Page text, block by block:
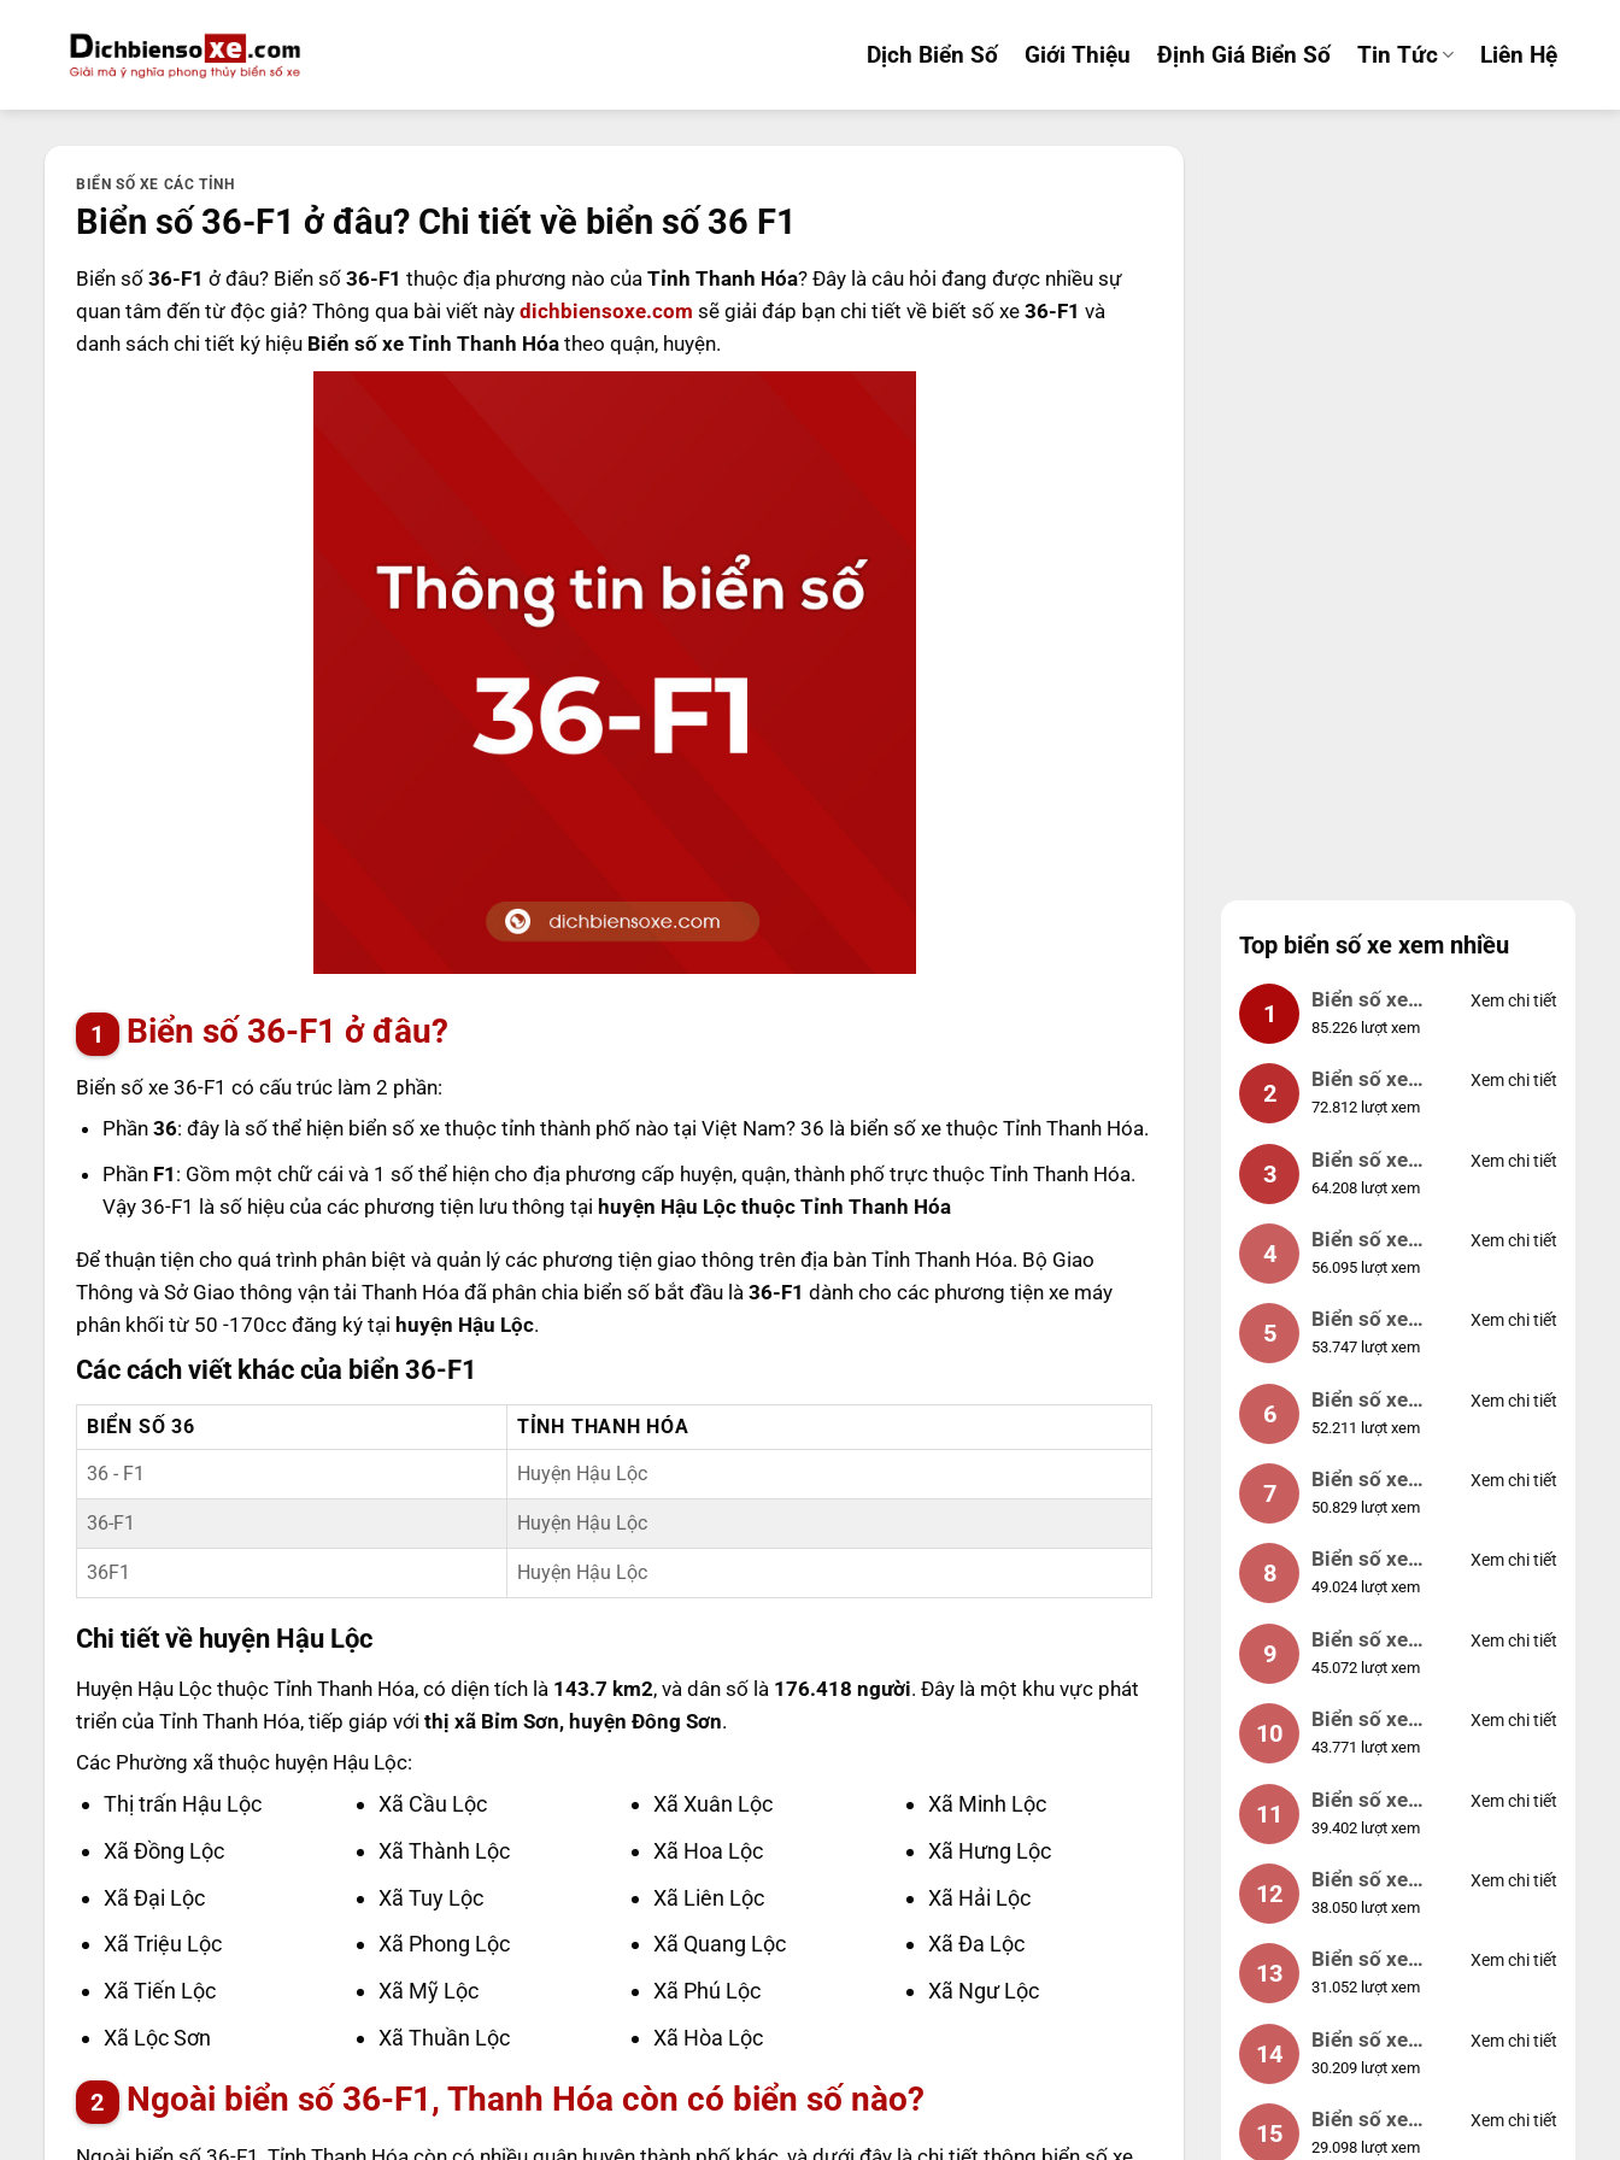
dung
Dịch Biển Số Giới Thiệu Định Giá Biển Số Tin Tức Liên Hệ
BIỂN SỐ XE CÁC TỈNH
Biển số 36-F1 ở đâu? Chi tiết về biển số 36 F1
Biển số 36-F1 ở đâu? Biển số 36-F1 thuộc địa phương nào của Tỉnh Thanh Hóa? Đây là câu hỏi đang được nhiều sự
quan tâm đến từ độc giả? Thông qua bài viết này dichbiensoxe.com sẽ giải đáp bạn chi tiết về biết số xe 36-F1 và
danh sách chi tiết ký hiệu Biển số xe Tỉnh Thanh Hóatheo quận, huyện.
Biển số 36-F1 ở đâu?
Biển số xe 36-F1 có cấu trúc làm 2 phần:
Phần36: đây là số thể hiện biển số xe thuộc tỉnh thành phố nào tại Việt Nam? 36 là biển số xe thuộc Tỉnh Thanh Hóa.
Phần F1 : Gồm một chữ cái và 1 số thể hiện cho địa phương cấp huyện, quận, thành phố trực thuộc Tỉnh Thanh Hóa.
Vậy 36-F1 là số hiệu của các phương tiện lưu thông tạihuyện Hậu Lộc thuộc Tỉnh Thanh Hóa
Để thuận tiện cho quá trình phân biệt và quản lý các phương tiện giao thông trên địa bàn Tỉnh Thanh Hóa. Bộ Giao
Thông và Sở Giao thông vận tải Thanh Hóa đã phân chia biển số bắt đầu là 36-F1 dành cho các phương tiện xe máy
phân khối từ 50 -170cc đăng ký tại huyện Hậu Lộc.
Các cách viết khác của biển 36-F1
BIỂN SỐ 36 TỈNH THANH HÓA
36 - F1 Huyện Hậu Lộc
36-F1 Huyện Hậu Lộc
36F1 Huyện Hậu Lộc
Chi tiết về huyện Hậu Lộc
Huyện Hậu Lộc thuộc Tỉnh Thanh Hóa, có diện tích là 143.7 km2, và dân số là 176.418 người. Đây là một khu vực phát
triển của Tỉnh Thanh Hóa, tiếp giáp với thị xã Bỉm Sơn, huyện Đông Sơn.
Các Phường xã thuộc huyện Hậu Lộc:
Thị trấn Hậu Lộc
Xã Đồng Lộc
Xã Đại Lộc
Xã Triệu Lộc
Xã Tiến Lộc
Xã Lộc Sơn
Xã Cầu Lộc
Xã Thành Lộc
Xã Tuy Lộc
Xã Phong Lộc
Xã Mỹ Lộc
Xã Thuần Lộc
Xã Xuân Lộc
Xã Hoa Lộc
Xã Liên Lộc
Xã Quang Lộc
Xã Phú Lộc
Xã Hòa Lộc
Xã Minh Lộc
Xã Hưng Lộc
Xã Hải Lộc
Xã Đa Lộc
Xã Ngư Lộc
Ngoài biển số 36-F1, Thanh Hóa còn có biển số nào?
Top biển số xe xem nhiều
1
Biển số xe
99999
85.226 lượt xem
Xem chi tiết
2
Biển số xe
04953
72.812 lượt xem
Xem chi tiết
3
Biển số xe
88888
64.208 lượt xem
Xem chi tiết
4
Biển số xe
12345
56.095 lượt xem
Xem chi tiết
5
Biển số xe
66666
53.747 lượt xem
Xem chi tiết
6
Biển số xe
11111
52.211 lượt xem
Xem chi tiết
7
Biển số xe
44444
50.829 lượt xem
Xem chi tiết
8
Biển số xe
77777
49.024 lượt xem
Xem chi tiết
9
Biển số xe
55555
45.072 lượt xem
Xem chi tiết
10
Biển số xe
56789
43.771 lượt xem
Xem chi tiết
11
Biển số xe
01234
39.402 lượt xem
Xem chi tiết
12
Biển số xe
33333
38.050 lượt xem
Xem chi tiết
13
Biển số xe
22222
31.052 lượt xem
Xem chi tiết
14
Biển số xe
14953
30.209 lượt xem
Xem chi tiết
15
Biển số xe
24953
29.098 lượt xem
Xem chi tiết